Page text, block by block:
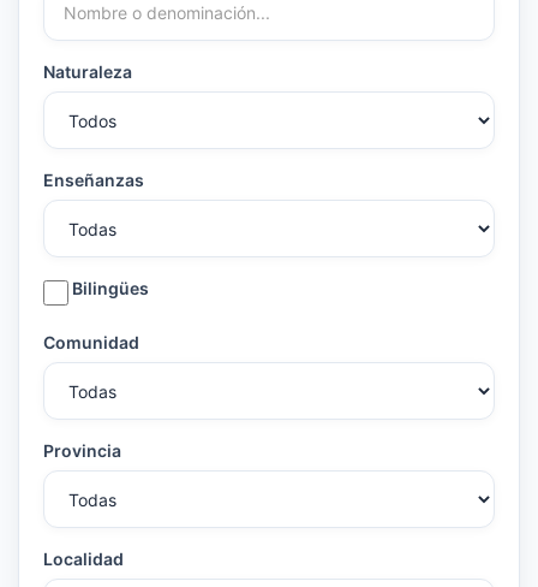
Naturaleza
Enseñanzas
Bilingües
Comunidad
Provincia
Localidad